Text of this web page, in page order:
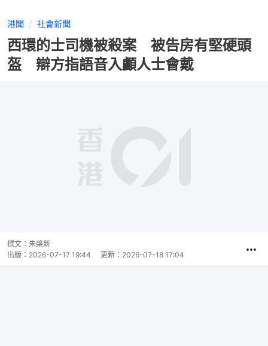
港聞 社會新聞
西環的士司機被殺案 被告房有堅硬頭
盔 辯方指語音入顱人士會戴
撰文： 朱棨新
出版： 2026-07-17 19:44 更新： 2026-07-18 17:04